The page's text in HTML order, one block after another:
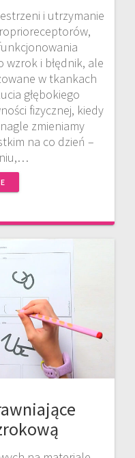
i utrzymanie
wzrok i błędnik, ale
w tkankach
głębokiego
fizycznej, kiedy
zmieniamy
na co dzień –